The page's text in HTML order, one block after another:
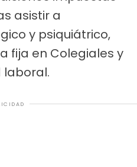
asistir a
y psiquiátrico,
fija en Colegiales y